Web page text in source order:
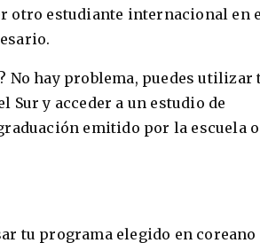
otro estudiante internacional en
No hay problema, puedes utilizar
Sur y acceder a un estudio de
emitido por la escuela
tu programa elegido en coreano